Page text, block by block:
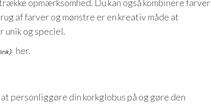
opmærksomhed. Du kan også kombinere farver
af farver og mønstre er en kreativ måde at
unik og speciel.
her.
personliggøre din korkglobus på og gøre den